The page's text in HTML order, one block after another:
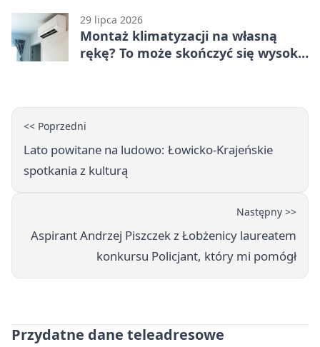
29 lipca 2026
Montaż klimatyzacji na własną
rękę? To może skończyć się wysoką
<< Poprzedni
Lato powitane na ludowo: Łowicko-Krajeńskie
spotkania z kulturą
Następny >>
Aspirant Andrzej Piszczek z Łobżenicy laureatem
konkursu Policjant, który mi pomógł
Przydatne dane teleadresowe